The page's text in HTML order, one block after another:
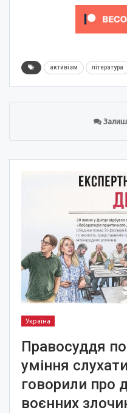
активізм література
Україна
Правосуддя
уміння
говорили про
воєнних